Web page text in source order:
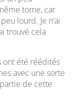
tome, car
lourd. Je n’ai
trouvé cela
ont été réédités
avec une sorte
de cette